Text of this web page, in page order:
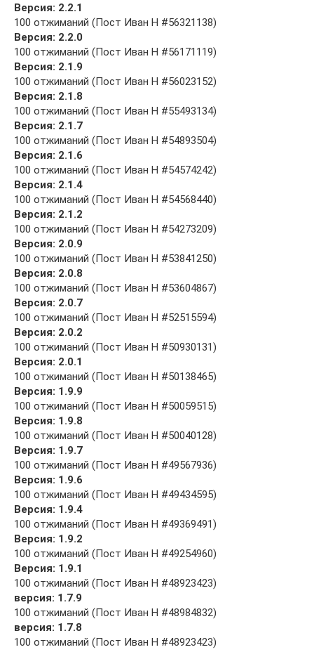
Версия: 2.2.1
100 отжиманий (Пост Иван Н #56321138)
Версия: 2.2.0
100 отжиманий (Пост Иван Н #56171119)
Версия: 2.1.9
100 отжиманий (Пост Иван Н #56023152)
Версия: 2.1.8
100 отжиманий (Пост Иван Н #55493134)
Версия: 2.1.7
100 отжиманий (Пост Иван Н #54893504)
Версия: 2.1.6
100 отжиманий (Пост Иван Н #54574242)
Версия: 2.1.4
100 отжиманий (Пост Иван Н #54568440)
Версия: 2.1.2
100 отжиманий (Пост Иван Н #54273209)
Версия: 2.0.9
100 отжиманий (Пост Иван Н #53841250)
Версия: 2.0.8
100 отжиманий (Пост Иван Н #53604867)
Версия: 2.0.7
100 отжиманий (Пост Иван Н #52515594)
Версия: 2.0.2
100 отжиманий (Пост Иван Н #50930131)
Версия: 2.0.1
100 отжиманий (Пост Иван Н #50138465)
Версия: 1.9.9
100 отжиманий (Пост Иван Н #50059515)
Версия: 1.9.8
100 отжиманий (Пост Иван Н #50040128)
Версия: 1.9.7
100 отжиманий (Пост Иван Н #49567936)
Версия: 1.9.6
100 отжиманий (Пост Иван Н #49434595)
Версия: 1.9.4
100 отжиманий (Пост Иван Н #49369491)
Версия: 1.9.2
100 отжиманий (Пост Иван Н #49254960)
Версия: 1.9.1
100 отжиманий (Пост Иван Н #48923423)
версия: 1.7.9
100 отжиманий (Пост Иван Н #48984832)
версия: 1.7.8
100 отжиманий (Пост Иван Н #48923423)